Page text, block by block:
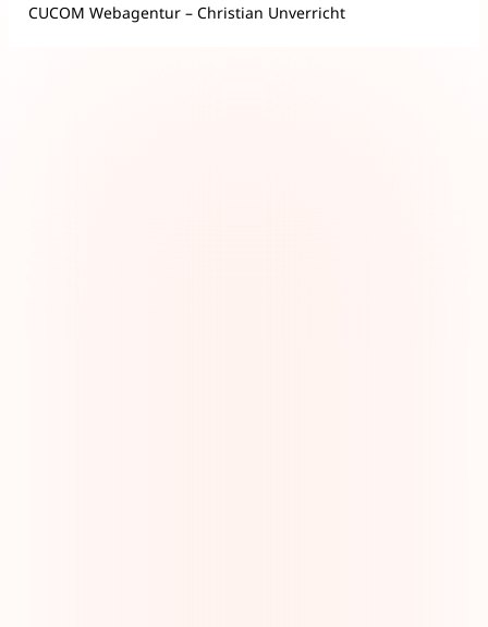
CUCOM Webagentur – Christian Unverricht